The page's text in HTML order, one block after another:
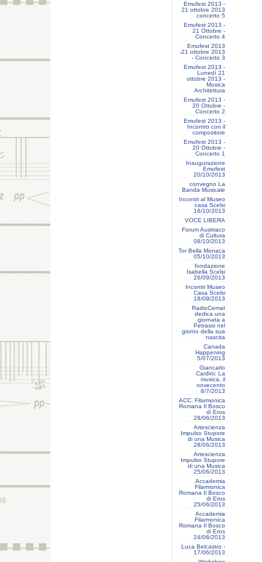
Emufest 2013 -
21 ottobre 2013
concerto 5
Emufest 2013 -
21 Ottobre -
Concerto 4
Emufest 2013
-21 ottobre 2013
- Concerto 3
Emufest 2013 -
Lunedì 21
ottobre 2013 -
Musica
Architettura
Emufest 2013 -
20 Ottobre -
Concerto 2
Emufest 2013 -
Incontro con il
compositore
Emufest 2013 -
20 Ottobre -
Concerto 1
Inaugurazione
Emufest
20/10/2013
convegno La
Banda Musicale
Incontri al Museo
casa Scelsi
16/10/2013
VOCE LIBERA
Forum Austriaco
di Cultura
08/10/2013
Tor Bella Monaca
05/10/2013
fondazione
Isabella Scelsi
26/09/2013
Incontri Museo
Casa Scelsi
18/09/2013
RadioCemat
dedica una
giornata a
Petrassi nel
giorno della sua
nascita
Canada
Happening
5/07/2013
Giancarlo
Cardini: La
musica, il
novecento
8/7/2013
ACC. Filarmonica
Romana Il Bosco
di Eros
28/06/2013
Artescienza
Impulso Stupore
di una Musica
28/06/2013
Artescienza
Impulso Stupore
di una Musica
25/06/2013
Accademia
Filarmonica
Romana Il Bosco
di Eros
25/06/2013
Accademia
Filarmonica
Romana Il Bosco
di Eros
24/06/2013
Luca Belcastro -
17/06/2013